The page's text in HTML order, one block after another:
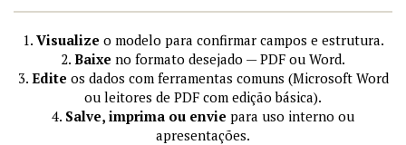
1. Visualize o modelo para confirmar campos e estrutura.
2. Baixe no formato desejado — PDF ou Word.
3. Edite os dados com ferramentas comuns (Microsoft Word
ou leitores de PDF com edição básica).
4. Salve, imprima ou envie para uso interno ou
apresentações.